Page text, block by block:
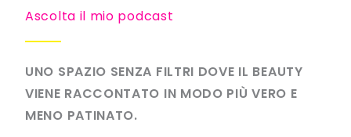
Ascolta il mio podcast
UNO SPAZIO SENZA FILTRI DOVE IL BEAUTY
VIENE RACCONTATO IN MODO PIÙ VERO E
MENO PATINATO.